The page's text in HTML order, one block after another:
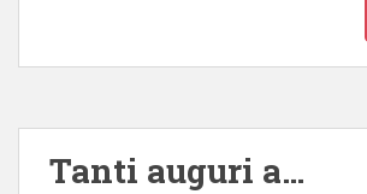
Tanti auguri a…